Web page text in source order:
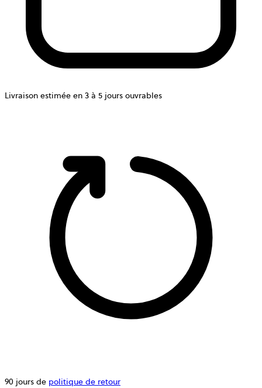
Livraison estimée en 3 à 5 jours ouvrables
90 jours de politique de retour